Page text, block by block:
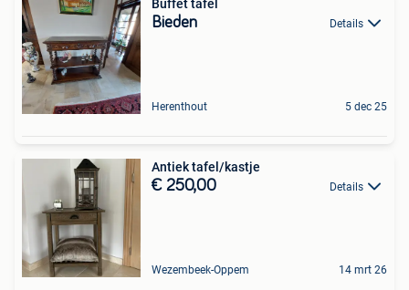
Buffet tafel
Bieden Details
Herenthout 5 dec 25
Antiek tafel/kastje
€ 250,00 Details
Wezembeek-Oppem 14 mrt 26